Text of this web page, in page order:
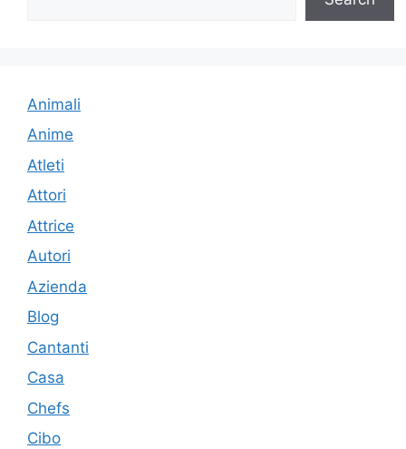
Animali
Anime
Atleti
Attori
Attrice
Autori
Azienda
Blog
Cantanti
Casa
Chefs
Cibo